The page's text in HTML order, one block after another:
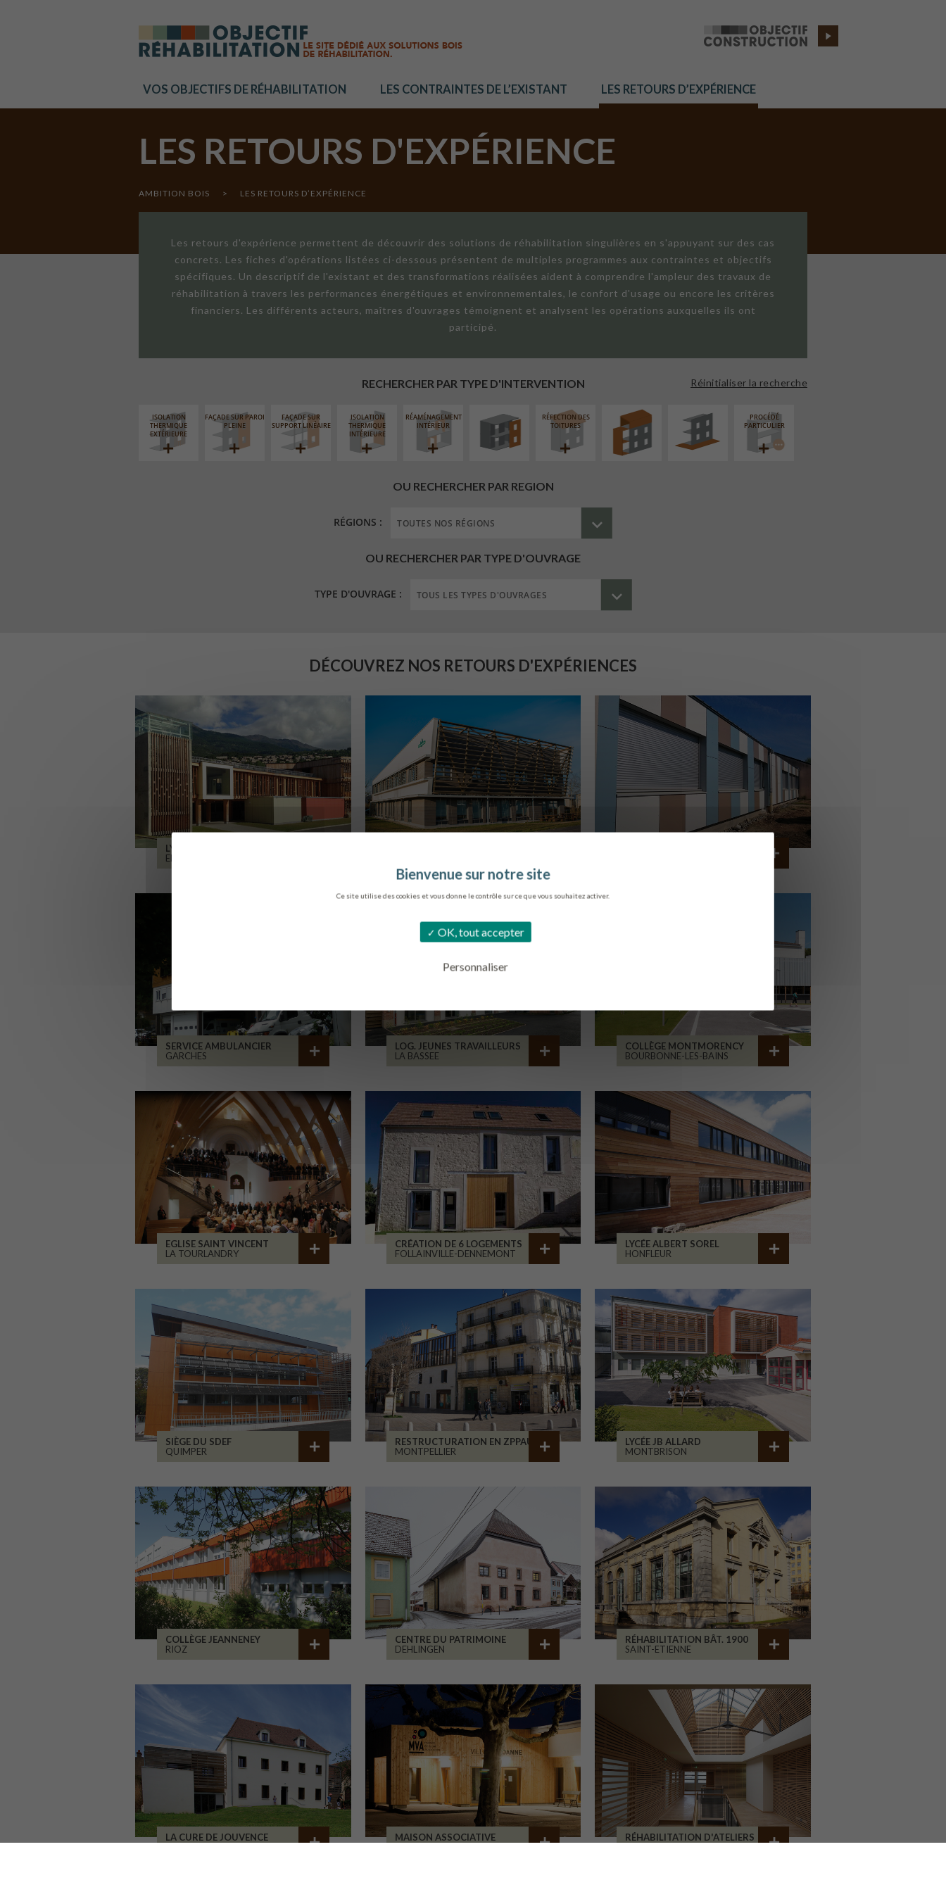
Ce site utilise des cookies et vous donne le contrôle sur ce que vous souhaitez activer.
OK, tout accepter
Personnaliser
VOS OBJECTIFS DE RÉHABILITATION LES CONTRAINTES DE L’EXISTANT LES RETOURS D’EXPÉRIENCE
LES RETOURS D'EXPÉRIENCE
AMBITION BOIS > LES RETOURS D’EXPÉRIENCE
Les retours d'expérience permettent de découvrir des solutions de réhabilitation singulières en s'appuyant sur des cas
concrets. Les fiches d'opérations listées ci-dessous présentent de multiples programmes aux contraintes et objectifs
spécifiques. Un descriptif de l'existant et des transformations réalisées aident à comprendre l'ampleur des travaux de
réhabilitation à travers les performances énergétiques et environnementales, le confort d'usage ou encore les critères
financiers. Les différents acteurs, maîtres d'ouvrages témoignent et analysent les opérations auxquelles ils ont
participé.
RECHERCHER PAR TYPE D'INTERVENTION Réinitialiser la recherche
ISOLATION
THERMIQUE
EXTÉRIEURE
FAÇADE SUR PAROI
PLEINE
FAÇADE SUR
SUPPORT LINÉAIRE
ISOLATION
THERMIQUE
INTÉRIEURE
RÉAMÉNAGEMENT
INTÉRIEUR
RÉFECTION DES
TOITURES
PROCÉDÉ
PARTICULIER
OU RECHERCHER PAR REGION
RÉGIONS :
OU RECHERCHER PAR TYPE D'OUVRAGE
TYPE D'OUVRAGE :
DÉCOUVREZ NOS RETOURS D'EXPÉRIENCES
LYCÉE ALPES ET DURANCE
EMBRUN
SERVICE AMBULANCIER
GARCHES
LOG. JEUNES TRAVAILLEURS
LA BASSEE
COLLÈGE MONTMORENCY
BOURBONNE-LES-BAINS
EGLISE SAINT VINCENT
LA TOURLANDRY
CRÉATION DE 6 LOGEMENTS
FOLLAINVILLE-DENNEMONT
LYCÉE ALBERT SOREL
HONFLEUR
SIÈGE DU SDEF
QUIMPER
RESTRUCTURATION EN ZPPAUP
MONTPELLIER
LYCÉE JB ALLARD
MONTBRISON
COLLÈGE JEANNENEY
RIOZ
CENTRE DU PATRIMOINE
DEHLINGEN
RÉHABILITATION BÂT. 1900
SAINT-ETIENNE
LA CURE DE JOUVENCE
MAISON ASSOCIATIVE
RÉHABILITATION D'ATELIERS